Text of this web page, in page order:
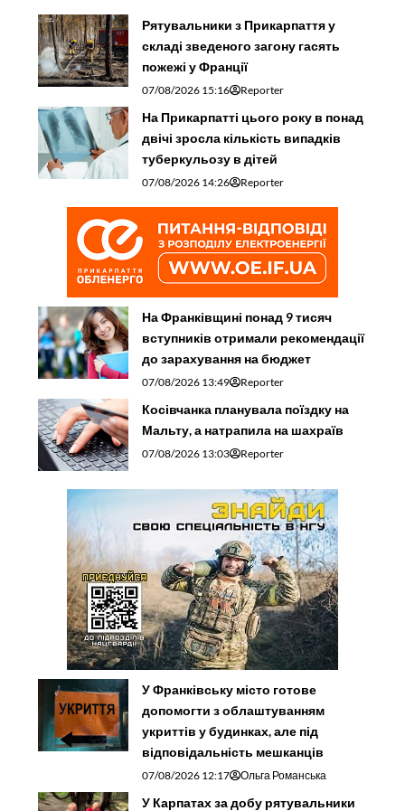
Рятувальники з Прикарпаття у
складі зведеного загону гасять
пожежі у Франції
07/08/2026 15:16 Reporter
На Прикарпатті цього року в понад
двічі зросла кількість випадків
туберкульозу в дітей
07/08/2026 14:26 Reporter
На Франківщині понад 9 тисяч
вступників отримали рекомендації
до зарахування на бюджет
07/08/2026 13:49 Reporter
Косівчанка планувала поїздку на
Мальту, а натрапила на шахраїв
07/08/2026 13:03 Reporter
У Франківську місто готове
допомогти з облаштуванням
укриттів у будинках, але під
відповідальність мешканців
07/08/2026 12:17 Ольга Романська
У Карпатах за добу рятувальники